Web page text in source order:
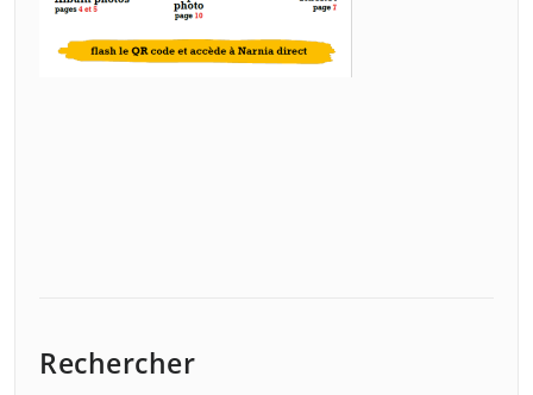
Rechercher